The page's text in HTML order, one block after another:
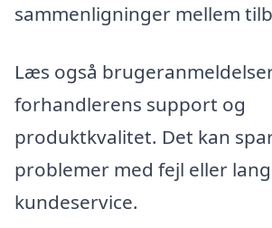
sammenligninger mellem
Læs også
forhandlerens support og
produktkvalitet. Det kan
problemer med fejl eller
kundeservice.